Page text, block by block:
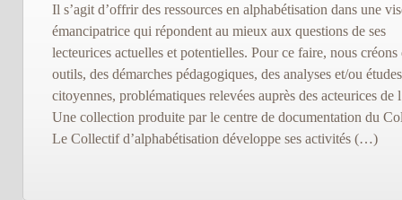
Il s’agit d’offrir des ressources en alphabétisation dans une
émancipatrice qui répondent au mieux aux questions de ses
lecteurices actuelles et potentielles. Pour ce faire, nous créons
outils, des démarches pédagogiques, des analyses et/ou
citoyennes, problématiques relevées auprès des acteurices de
Une collection produite par le centre de documentation du
Le Collectif d’alphabétisation développe ses activités (…)